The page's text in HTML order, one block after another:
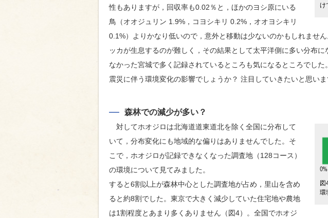
け
性もありますが，回収率も0.02％と，ほかのヨシ原にいる
鳥（オオジュリン 1.9%，コヨシキリ 0.2%，オオヨシキリ
0.1%）よりかなり低いので，意外と移動は少ないのかもしれませ
ッカが生息するのが難しく，その結果として太平洋側に多い分布
なかった宮城で多く記録されているところも気になるところでし
震災に伴う環境変化の影響でしょうか？ 注目していきたいと思いま
森林での減少が多い？
図
環
対してホオジロは北海道道東道北を除く全国に分布して
いて，分布変化にも地域的な偏りはありませんでした。そ
こで，ホオジロが記録できなくなった調査地（128コース）
の環境について見てみました。
すると6割以上が森林中心とした調査地が占め，里山を含め
ると約8割でした。東京で大きく減少していた住宅地や農地
は1割程度とあまり多くありません（図4）。全国でホオジ